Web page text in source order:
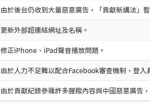
由於後台仍收到大量惡意廣告，「貢獻新講法」
更新外部超連結網址及名稱。
修正iPhone、iPad聲音播放問題。
由於人力不足難以配合Facebook審查機制，登入
由於貢獻紀錄參雜許多腥羶內容與中國惡意廣告